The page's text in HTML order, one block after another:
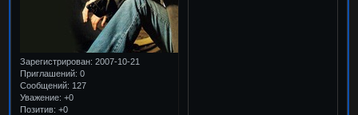
Зарегистрирован: 2007-10-21
Приглашений: 0
Сообщений: 127
Уважение: +0
Позитив: +0